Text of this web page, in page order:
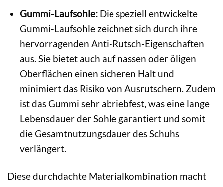
Gummi-Laufsohle:Die speziell entwickelte
Gummi-Laufsohle zeichnet sich durch ihre
hervorragenden Anti-Rutsch-Eigenschaften
aus. Sie bietet auch auf nassen oder öligen
Oberflächen einen sicheren Halt und
minimiert das Risiko von Ausrutschern. Zudem
ist das Gummi sehr abriebfest, was eine lange
Lebensdauer der Sohle garantiert und somit
die Gesamtnutzungsdauer des Schuhs
verlängert.
Diese durchdachte Materialkombination macht